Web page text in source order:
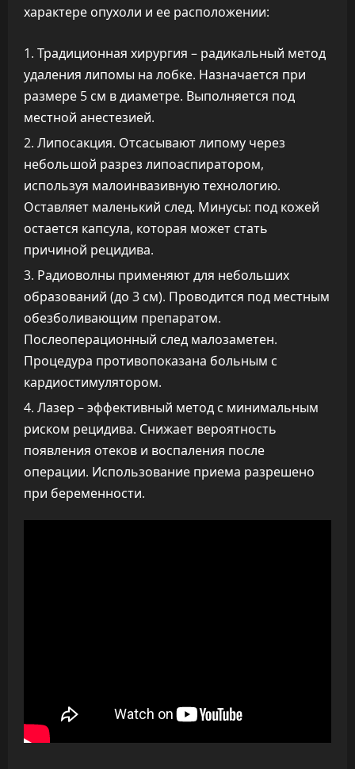
характере опухоли и ее расположении:
Традиционная хирургия – радикальный метод
удаления липомы на лобке. Назначается при
размере 5 см в диаметре. Выполняется под
местной анестезией.
Липосакция. Отсасывают липому через
небольшой разрез липоаспиратором,
используя малоинвазивную технологию.
Оставляет маленький след. Минусы: под кожей
остается капсула, которая может стать
причиной рецидива.
Радиоволны применяют для небольших
образований (до 3 см). Проводится под местным
обезболивающим препаратом.
Послеоперационный след малозаметен.
Процедура противопоказана больным с
кардиостимулятором.
Лазер – эффективный метод с минимальным
риском рецидива. Снижает вероятность
появления отеков и воспаления после
операции. Использование приема разрешено
при беременности.